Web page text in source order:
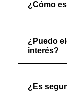
¿Cómo
¿Puedo
interés?
¿Es